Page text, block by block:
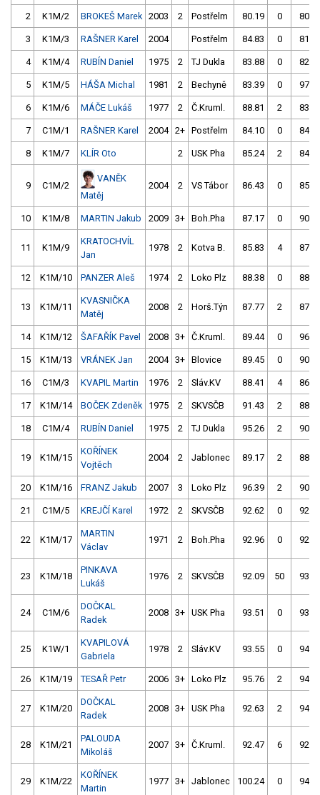
2 K1M/2 BROKEŠ Marek 2003 2 Postřelm 80.19 0
3 K1M/3 RAŠNER Karel 2004 Postřelm 84.83 0
4 K1M/4 RUBÍN Daniel 1975 2 TJ Dukla 83.88 0
5 K1M/5 HÁŠA Michal 1981 2 Bechyně 83.39 0
6 K1M/6 MÁČE Lukáš 1977 2 Č.Kruml. 88.81 2
7 C1M/1 RAŠNER Karel 2004 2+ Postřelm 84.10 0
8 K1M/7 KLÍR Oto 2 USK Pha 85.24 2
9 C1M/2
VANĚK
Matěj
2004 2 VS Tábor 86.43 0
10 K1M/8 MARTIN Jakub 2009 3+ Boh.Pha 87.17 0
11 K1M/9
KRATOCHVÍL
Jan
1978 2 Kotva B. 85.83 4
12 K1M/10 PANZER Aleš 1974 2 Loko Plz 88.38 0
13 K1M/11
KVASNIČKA
Matěj
2008 2 Horš.Týn 87.77 2
14 K1M/12 ŠAFAŘÍK Pavel 2008 3+ Č.Kruml. 89.44 0
15 K1M/13 VRÁNEK Jan 2004 3+ Blovice 89.45 0
16 C1M/3 KVAPIL Martin 1976 2 Sláv.KV 88.41 4
17 K1M/14 BOČEK Zdeněk 1975 2 SKVSČB 91.43 2
18 C1M/4 RUBÍN Daniel 1975 2 TJ Dukla 95.26 2
19 K1M/15
KOŘÍNEK
Vojtěch
2004 2 Jablonec 89.17 2
20 K1M/16 FRANZ Jakub 2007 3 Loko Plz 96.39 2
21 C1M/5 KREJČÍ Karel 1972 2 SKVSČB 92.62 0
22 K1M/17
MARTIN
Václav
1971 2 Boh.Pha 92.96 0
23 K1M/18
PINKAVA
Lukáš
1976 2 SKVSČB 92.09 50
24 C1M/6
DOČKAL
Radek
2008 3+ USK Pha 93.51 0
25 K1W/1
KVAPILOVÁ
Gabriela
1978 2 Sláv.KV 93.55 0
26 K1M/19 TESAŘ Petr 2006 3+ Loko Plz 95.76 2
27 K1M/20
DOČKAL
Radek
2008 3+ USK Pha 92.63 2
28 K1M/21
PALOUDA
Mikoláš
2007 3+ Č.Kruml. 92.47 6
29 K1M/22
KOŘÍNEK
Martin
1977 3+ Jablonec 100.24 0